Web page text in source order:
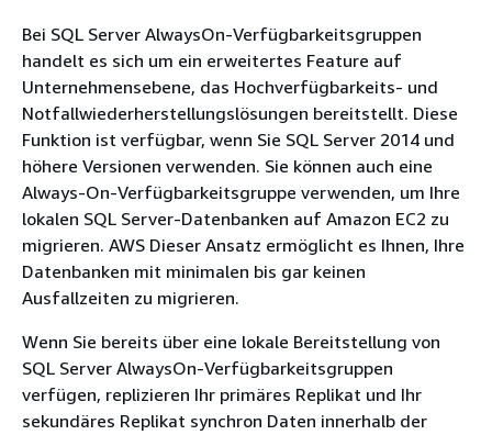
Bei SQL Server AlwaysOn-Verfügbarkeitsgruppen
handelt es sich um ein erweitertes Feature auf
Unternehmensebene, das Hochverfügbarkeits- und
Notfallwiederherstellungslösungen bereitstellt. Diese
Funktion ist verfügbar, wenn Sie SQL Server 2014 und
höhere Versionen verwenden. Sie können auch eine
Always-On-Verfügbarkeitsgruppe verwenden, um Ihre
lokalen SQL Server-Datenbanken auf Amazon EC2 zu
migrieren. AWS Dieser Ansatz ermöglicht es Ihnen, Ihre
Datenbanken mit minimalen bis gar keinen
Ausfallzeiten zu migrieren.
Wenn Sie bereits über eine lokale Bereitstellung von
SQL Server AlwaysOn-Verfügbarkeitsgruppen
verfügen, replizieren Ihr primäres Replikat und Ihr
sekundäres Replikat synchron Daten innerhalb der